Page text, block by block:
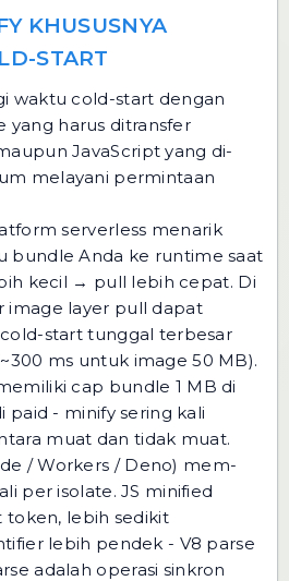
KHUSUSNYA
START
waktu cold-start dengan
harus ditransfer
JavaScript yang di-
melayani permintaan
serverless menarik
bundle Anda ke runtime saat
kecil → pull lebih cepat. Di
image layer pull dapat
start tunggal terbesar
ms untuk image 50 MB).
cap bundle 1 MB di
paid - minify sering kali
muat dan tidak muat.
/ Workers / Deno) mem-
per isolate. JS minified
token, lebih sedikit
lebih pendek - V8 parse
adalah operasi sinkron